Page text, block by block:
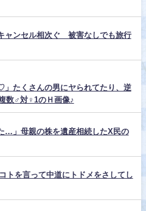
ャンセル相次ぐ 被害なしでも旅行
」たくさんの男にヤられてたり、逆
数♂対♀1のＨ画像♪
…」母親の株を遺産相続したX民の
トを言って中道にトドメをさしてし